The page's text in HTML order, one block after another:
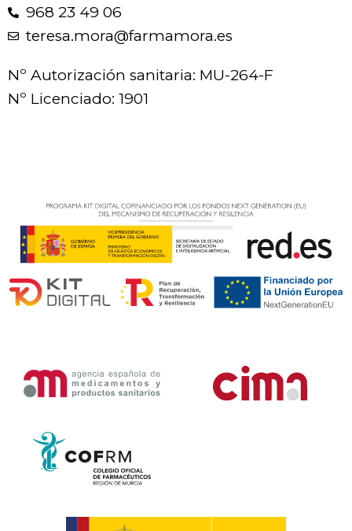
968 23 49 06
teresa.mora@farmamora.es
Nº Autorización sanitaria: MU-264-F
Nº Licenciado: 1901